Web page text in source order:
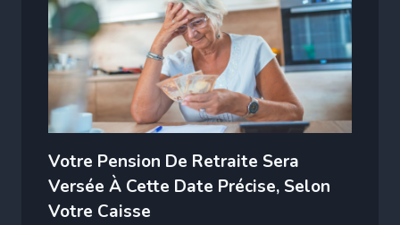
Votre Pension De Retraite Sera
Versée À Cette Date Précise, Selon
Votre Caisse